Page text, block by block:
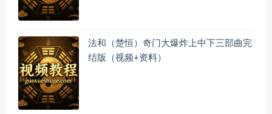
法和（楚恒）奇门大爆炸上中下三部曲完
结版（视频+资料）